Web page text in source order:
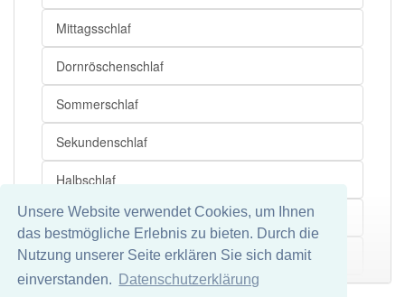
Unsere Website verwendet Cookies, um Ihnen
das bestmögliche Erlebnis zu bieten. Durch die
Nutzung unserer Seite erklären Sie sich damit
einverstanden.
Datenschutzerklärung
Lebenszeichen
Mittagsschlaf
Dornröschenschlaf
Sommerschlaf
Sekundenschlaf
Halbschlaf
Nachtschlaf
Heilschlaf Mehr